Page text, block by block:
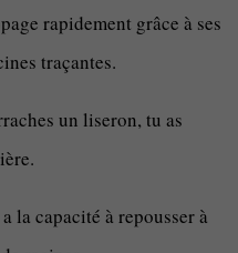
rapidement grâce à ses
traçantes.
un liseron, tu as
la capacité à repousser à